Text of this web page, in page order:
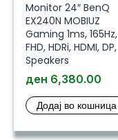
Monitor 24″ BenQ
EX240N MOBIUZ
Gaming 1ms, 165Hz,
FHD, HDRi, HDMI, DP,
Speakers
ден 6,380.00
Додај во кошница